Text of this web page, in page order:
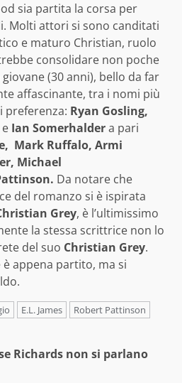
sia partita la corsa per
Molti attori si sono canditati
e maturo Christian, ruolo
consolidare non poche
(30 anni), bello da far
affascinante, tra i nomi più
preferenza: Ryan Gosling,
e Ian Somerhaldera pari
Mark Ruffalo, Armi
Michael
. Da notare che
del romanzo si è ispirata
Grey, è l’ultimissimo
la stessa scrittrice non lo
del suo Christian Grey.
appena partito, ma si
E.L. James Robert Pattinson
Richards non si parlano